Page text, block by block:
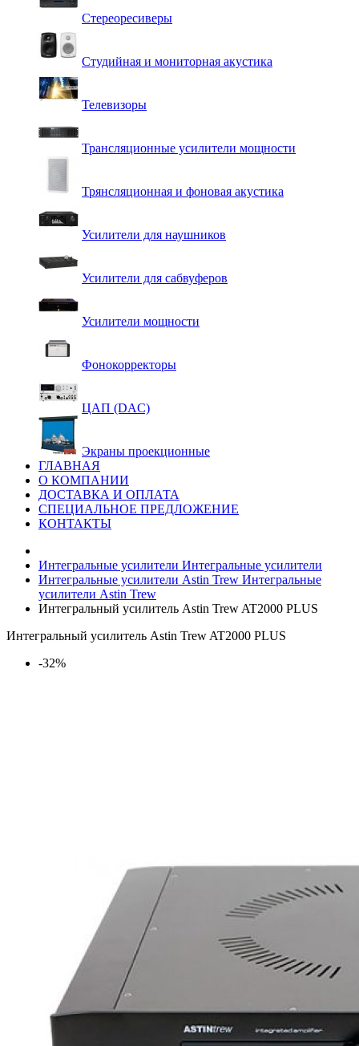
Стереоресиверы
Студийная и мониторная акустика
Телевизоры
Трансляционные усилители мощности
Трянсляционная и фоновая акустика
Усилители для наушников
Усилители для сабвуферов
Усилители мощности
Фонокорректоры
ЦАП (DAC)
Экраны проекционные
ГЛАВНАЯ
О КОМПАНИИ
ДОСТАВКА И ОПЛАТА
СПЕЦИАЛЬНОЕ ПРЕДЛОЖЕНИЕ
КОНТАКТЫ
Интегральные усилители Интегральные усилители
Интегральные усилители Astin Trew Интегральные
усилители Astin Trew
Интегральный усилитель Astin Trew AT2000 PLUS
Интегральный усилитель Astin Trew AT2000 PLUS
-32%